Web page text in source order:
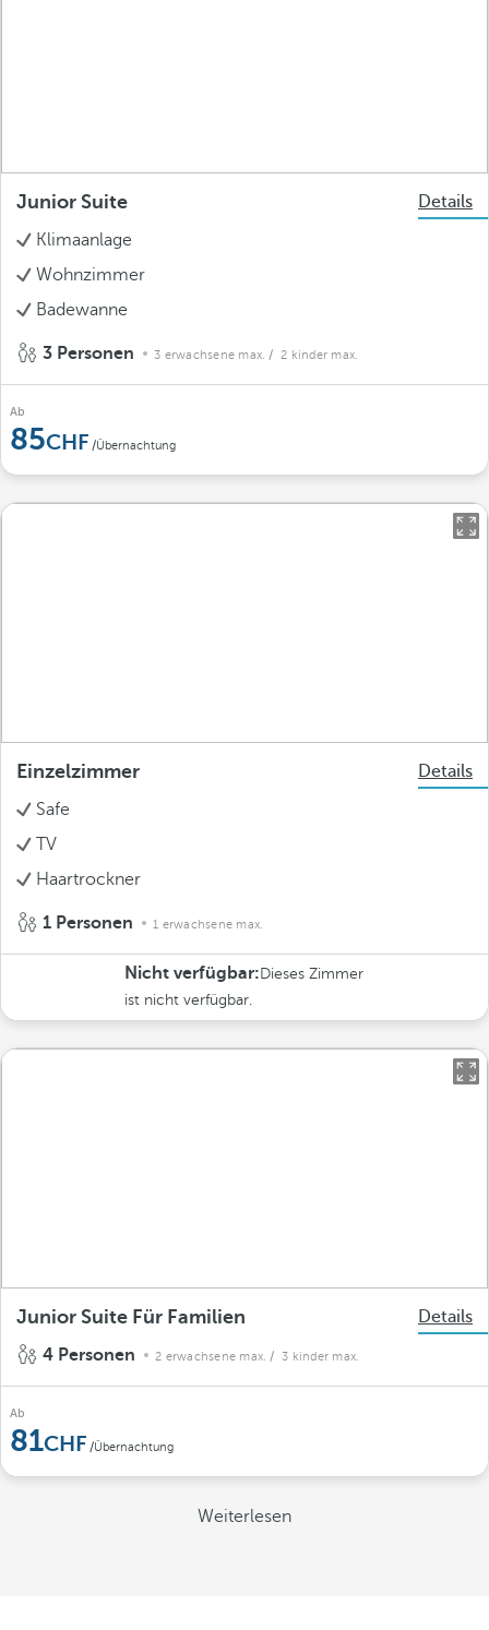
Junior Suite
Details
Klimaanlage
Wohnzimmer
Badewanne
3 Personen 3 erwachsene max. / 2 kinder max.
Ab
85 /Übernachtung
Einzelzimmer
Details
Safe
TV
Haartrockner
1 Personen 1 erwachsene max.
Nicht verfügbar: Dieses Zimmer
ist nicht verfügbar.
Junior Suite Für Familien
Details
4 Personen
2 erwachsene max. / 3 kinder max.
Ab
81 /Übernachtung
Weiterlesen